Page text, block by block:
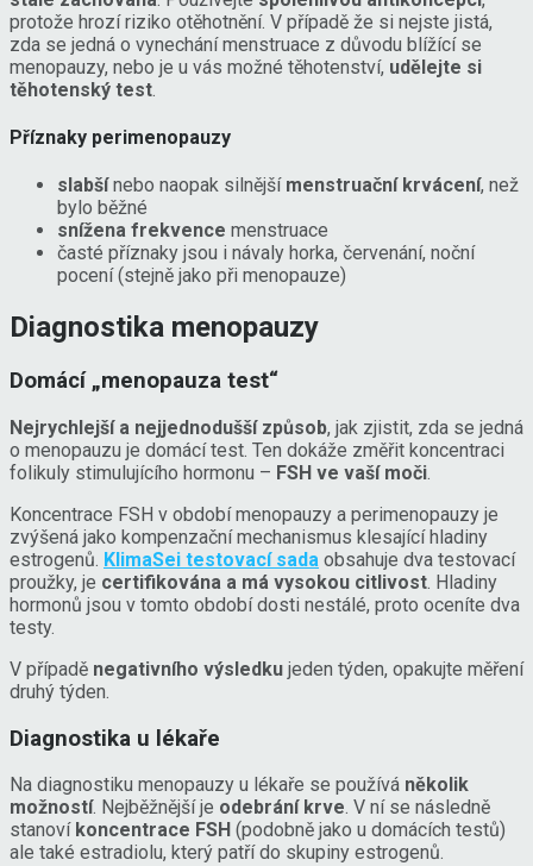
protože hrozí riziko otěhotnění. V případě že si nejste jistá,
zda se jedná o vynechání menstruace z důvodu blížící se
menopauzy, nebo je u vás možné těhotenství, udělejte si
těhotenský test.
Příznaky perimenopauzy
slabšínebo naopak silnější menstruační krvácení, než
bylo běžné
snížena frekvence menstruace
časté příznaky jsou i návaly horka, červenání, noční
pocení (stejně jako při menopauze)
Diagnostika menopauzy
Domácí „menopauza test“
Nejrychlejší a nejjednodušší způsob, jak zjistit, zda se jedná
o menopauzu je domácí test. Ten dokáže změřit koncentraci
folikuly stimulujícího hormonu – FSH ve vaší moči.
Koncentrace FSH v období menopauzy a perimenopauzy je
zvýšená jako kompenzační mechanismus klesající hladiny
estrogenů. KlimaSei testovací sada obsahuje dva testovací
proužky, je certifikována a má vysokou citlivost. Hladiny
hormonů jsou v tomto období dosti nestálé, proto oceníte dva
testy.
V případě negativního výsledku jeden týden, opakujte měření
druhý týden.
Diagnostika u lékaře
Na diagnostiku menopauzy u lékaře se používá několik
možností. Nejběžnější je odebrání krve. V ní se následně
stanoví koncentrace FSH (podobně jako u domácích testů)
ale také estradiolu, který patří do skupiny estrogenů.